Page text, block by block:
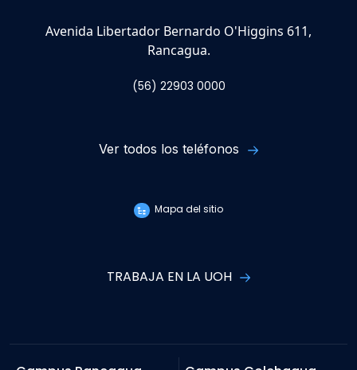
Avenida Libertador Bernardo O'Higgins 611,
Rancagua.
(56) 22903 0000
Ver todos los teléfonos
Mapa del sitio
TRABAJA EN LA UOH